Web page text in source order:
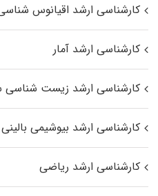
کارشناسی ارشد اقیانوس‌
کارشناسی ارشد آمار
کارشناسی ارشد زیست شناسی
کارشناسی ارشد بیوشیمی بالینی
کارشناسی ارشد ریاضی